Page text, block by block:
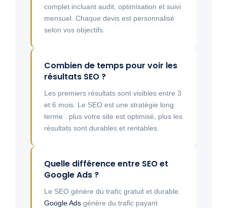
complet incluant audit, optimisation et suivi
mensuel. Chaque devis est personnalisé
selon vos objectifs.
Combien de temps pour voir les
résultats SEO ?
Les premiers résultats sont visibles entre 3
et 6 mois. Le SEO est une stratégie long
terme : plus votre site est optimisé, plus les
résultats sont durables et rentables.
Quelle différence entre SEO et
Google Ads ?
Le SEO génère du trafic gratuit et durable.
Google Ads génère du trafic payant